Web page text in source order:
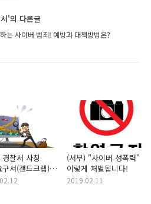
'의 다른글
는 사이버 범죄! 예방과 대책방법은?
경찰서 사칭
구서(갠드크랩)에
세요!
(서부) "사이버 성폭력"
이렇게 처벌됩니다!
2019.02.11